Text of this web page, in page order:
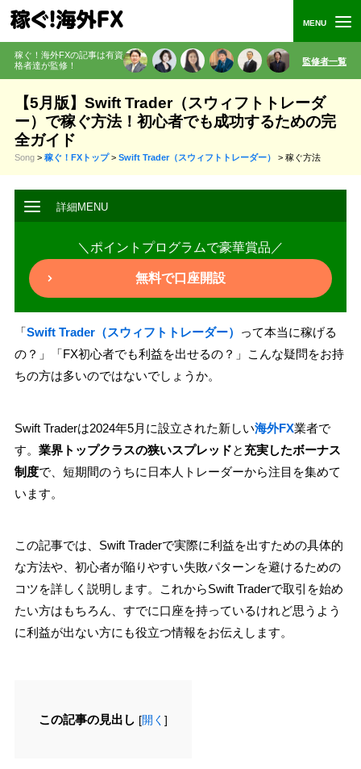
稼ぐ！海外FXの記事は有資
格者達が監修 ！ 監修者一覧
【5月版】Swift Trader（スウィフトトレーダ
ー）で稼ぐ方法！初心者でも成功するための完
全ガイド
Song > 稼ぐ！FXトップ> Swift Trader（スウィフトトレーダー） > 稼ぐ方法
＼ポイントプログラムで豪華賞品／
無料で口座開設
「 Swift Trader（スウィフトトレーダー）
って本当に稼げる
の？」「FX初心者でも利益を出せるの？」こんな疑問をお持
ちの方は多いのではないでしょうか。
Swift Traderは2024年5月に設立された新しい海外FX業者で
す。 業界トップクラスの狭いスプレッドと 充実したボーナス
制度で、短期間のうちに日本人トレーダーから注目を集めて
います。
この記事では、Swift Traderで実際に利益を出すための具体的
な方法や、初心者が陥りやすい失敗パターンを避けるための
コツを詳しく説明します。これからSwift Traderで取引を始め
たい方はもちろん、すでに口座を持っているけれど思うよう
に利益が出ない方にも役立つ情報をお伝えします。
この記事の見出し [開く ]